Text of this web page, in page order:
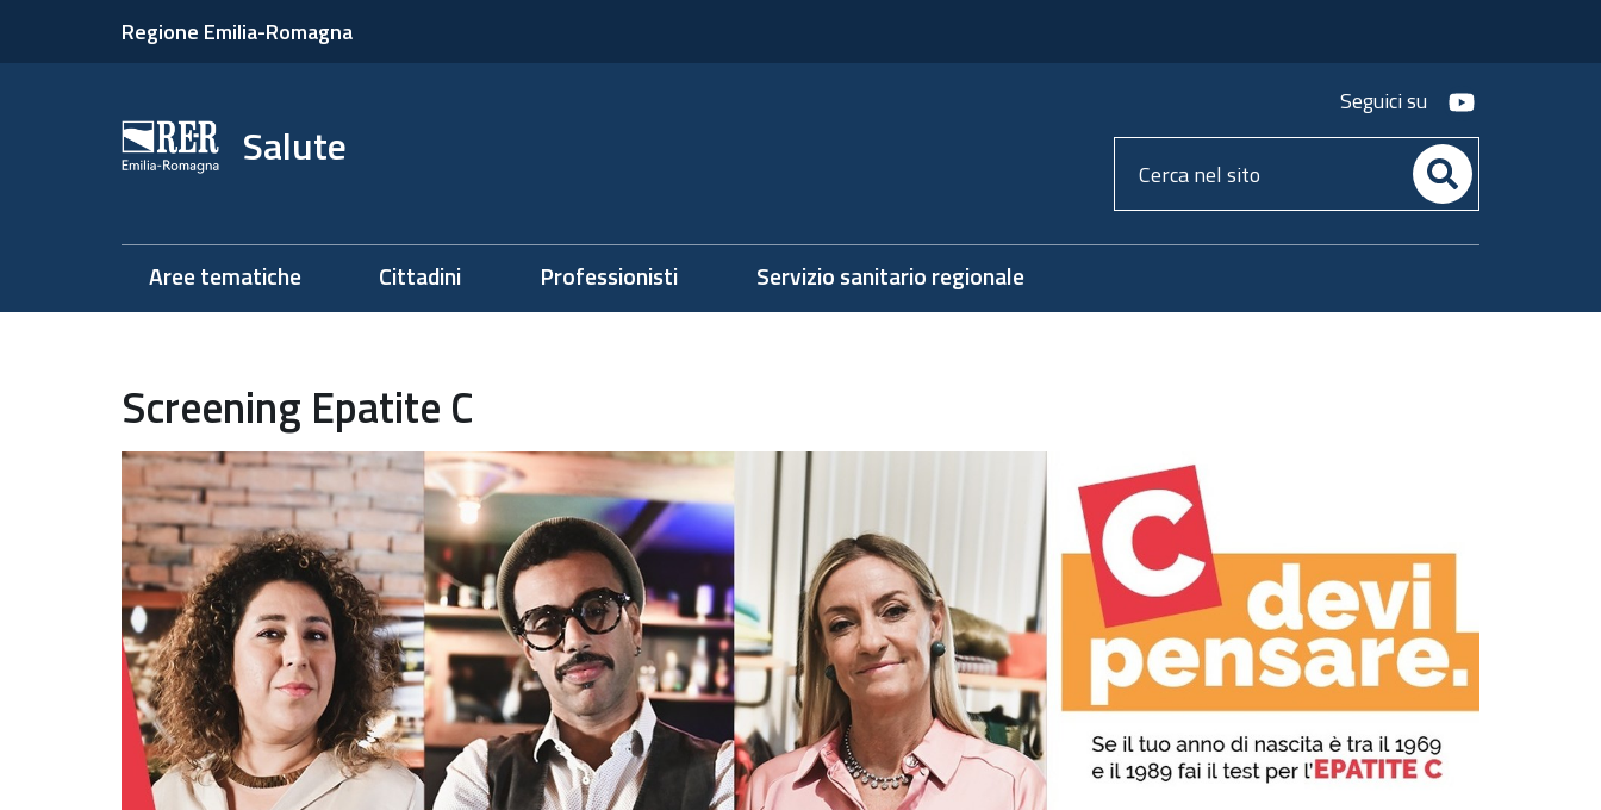
Regione Emilia-Romagna
Salute
Seguici su youtube
Cerca
nel
Aree tematiche Cittadini Professionisti Servizio sanitario regionale
Screening Epatite C